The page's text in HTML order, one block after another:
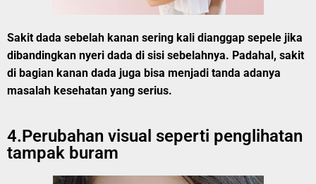
Sakit dada sebelah kanan sering kali dianggap sepele jika
dibandingkan nyeri dada di sisi sebelahnya. Padahal, sakit
di bagian kanan dada juga bisa menjadi tanda adanya
masalah kesehatan yang serius.
4.Perubahan visual seperti penglihatan
tampak buram